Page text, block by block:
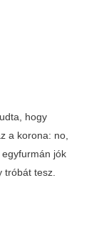
hogy
a korona: no,
jók
tróbát tesz.